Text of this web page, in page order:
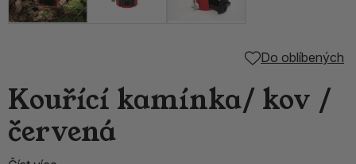
Do oblíbených
Kouřící kamínka/ kov /
červená